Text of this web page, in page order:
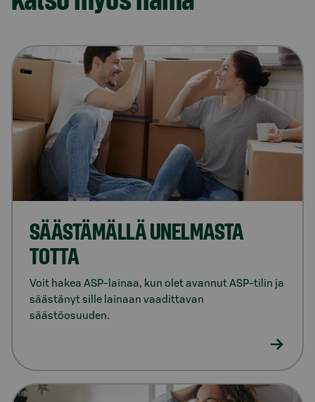
SÄÄSTÄMÄLLÄ UNELMASTA
TOTTA
Voit hakea ASP-lainaa, kun olet avannut ASP-tilin ja
säästänyt sille lainaan vaadittavan
säästöosuuden.